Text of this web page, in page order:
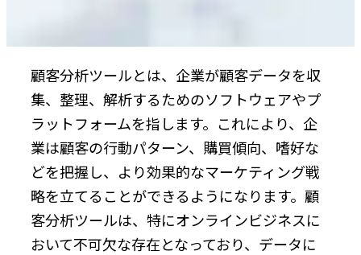
顧客分析ツールとは、企業が顧客データを収
集、整理、解析するためのソフトウェアやプ
ラットフォームを指します。これにより、企
業は顧客の行動パターン、購買傾向、嗜好な
どを把握し、より効果的なマーケティング戦
略を立てることができるようになります。顧
客分析ツールは、特にオンラインビジネスに
おいて不可欠な存在となっており、データに